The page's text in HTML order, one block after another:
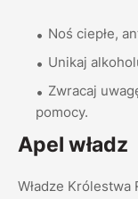
Noś ciepłe,
Unikaj
Zwracaj
pomocy.
Apel władz
Władze